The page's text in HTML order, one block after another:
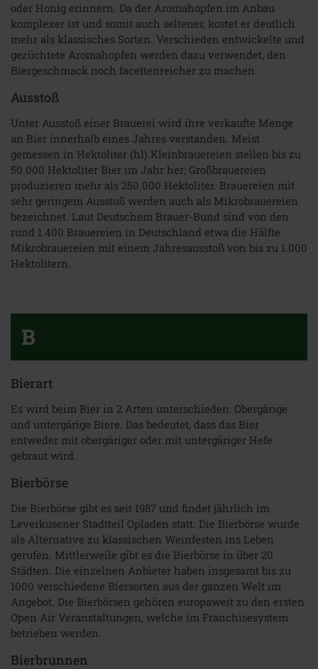
oder Honig erinnern. Da der Aromahopfen im Anbau
komplexer ist und somit auch seltener, kostet er deutlich
mehr als klassisches Sorten. Verschieden entwickelte und
gezüchtete Aromahopfen werden dazu verwendet, den
Biergeschmack noch facettenreicher zu machen.
Ausstoß
Unter Ausstoß einer Brauerei wird ihre verkaufte Menge
an Bier innerhalb eines Jahres verstanden. Meist
gemessen in Hektoliter (hl).Kleinbrauereien stellen bis zu
50.000 Hektoliter Bier im Jahr her; Großbrauereien
produzieren mehr als 250.000 Hektoliter. Brauereien mit
sehr geringem Ausstoß werden auch als Mikrobrauereien
bezeichnet. Laut Deutschem Brauer-Bund sind von den
rund 1.400 Brauereien in Deutschland etwa die Hälfte
Mikrobrauereien mit einem Jahresausstoß von bis zu 1.000
Hektolitern.
B
Bierart
Es wird beim Bier in 2 Arten unterschieden: Obergärige
und untergärige Biere. Das bedeutet, dass das Bier
entweder mit obergäriger oder mit untergäriger Hefe
gebraut wird.
Bierbörse
Die Bierbörse gibt es seit 1987 und findet jährlich im
Leverkusener Stadtteil Opladen statt. Die Bierbörse wurde
als Alternative zu klassischen Weinfesten ins Leben
gerufen. Mittlerweile gibt es die Bierbörse in über 20
Städten. Die einzelnen Anbieter haben insgesamt bis zu
1000 verschiedene Biersorten aus der ganzen Welt im
Angebot. Die Bierbörsen gehören europaweit zu den ersten
Open Air Veranstaltungen, welche im Franchisesystem
betrieben werden.
Bierbrunnen